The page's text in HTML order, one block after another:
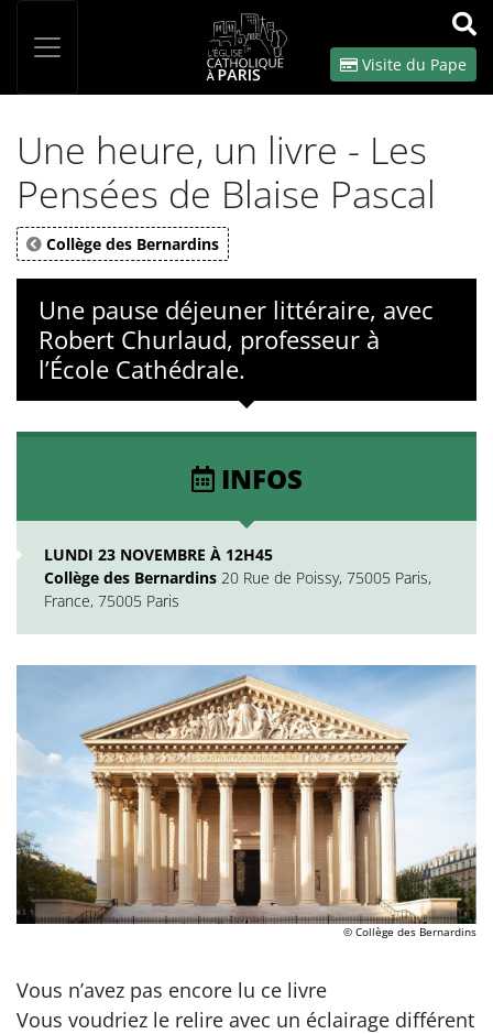
OK
Visite du Pape
Une heure, un livre - Les
Pensées de Blaise Pascal
Collège des Bernardins
Une pause déjeuner littéraire, avec
Robert Churlaud, professeur à
l’École Cathédrale.
INFOS
LUNDI 23 NOVEMBRE À 12H45
Collège des Bernardins 20 Rue de Poissy, 75005 Paris,
France, 75005 Paris
© Collège des Bernardins
Vous n’avez pas encore lu ce livre
Vous voudriez le relire avec un éclairage différent
Panneau de gestion des cookies